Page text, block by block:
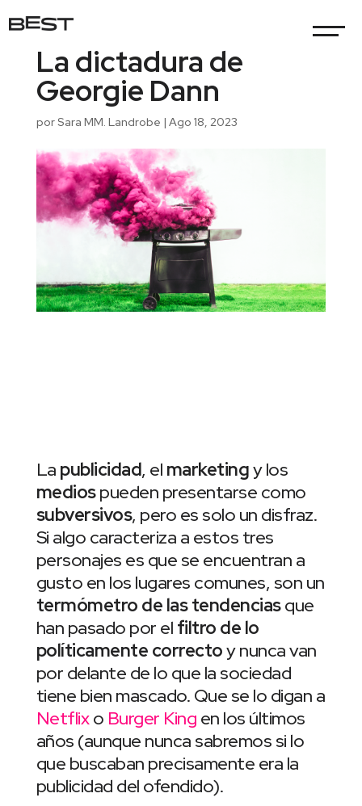
La dictadura de
Georgie Dann
porSara MM. Landrobe | Ago 18, 2023
La publicidad, el marketingy los
mediospueden presentarse como
subversivos, pero es solo un disfraz.
Si algo caracteriza a estos tres
personajes es que se encuentran a
gusto en los lugares comunes, son un
termómetro de las tendenciasque
han pasado por el filtro de lo
políticamente correctoy nunca van
por delante de lo que la sociedad
tiene bien mascado. Que se lo digan a
Netflixo Burger King en los últimos
años (aunque nunca sabremos si lo
que buscaban precisamente era la
publicidad del ofendido).